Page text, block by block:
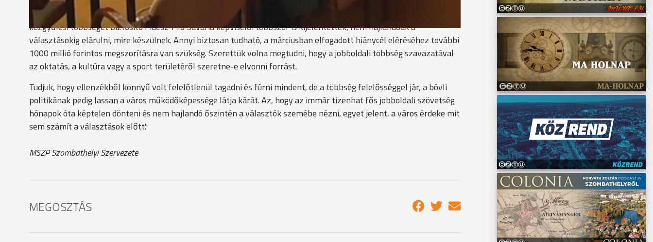
Egy biztos, a Fidesz nem csak országosan, hanem helyben is titkolózik programjával kapcsolatban, hiszen a
közgyűlési többséget biztosító Fidesz-Pro Savaria képviselői többször is kijelentették, nem hajlandóak a
választásokig elárulni, mire készülnek. Annyi biztosan tudható, a márciusban elfogadott hiánycél eléréséhez további
1000 millió forintos megszorításra van szükség. Szerettük volna megtudni, hogy a jobboldali többség szavazatával
az oktatás, a kultúra vagy a sport területéről szeretne-e elvonni forrást.
Tudjuk, hogy ellenzékből könnyű volt felelőtlenül tagadni és fúrni mindent, de a többség felelősséggel jár, a bóvli
politikának pedig lassan a város működőképessége látja kárát. Az, hogy az immár tizenhat fős jobboldali szövetség
hónapok óta képtelen dönteni és nem hajlandó őszintén a választók szemébe nézni, egyet jelent, a város érdeke mit
sem számít a választások előtt."
MSZP Szombathelyi Szervezete
MEGOSZTÁS